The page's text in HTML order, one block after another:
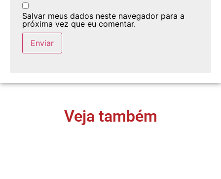
Salvar meus dados neste navegador para a
próxima vez que eu comentar.
Veja também